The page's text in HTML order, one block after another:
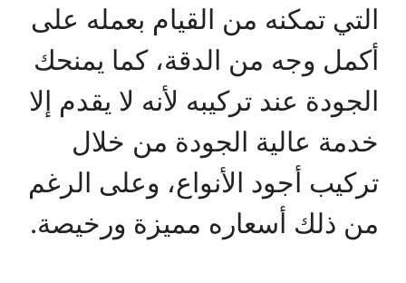
التي تمكنه من القيام بعمله على
أكمل وجه من الدقة، كما يمنحك
الجودة عند تركيبه لأنه لا يقدم إلا
خدمة عالية الجودة من خلال
تركيب أجود الأنواع، وعلى الرغم
من ذلك أسعاره مميزة ورخيصة.